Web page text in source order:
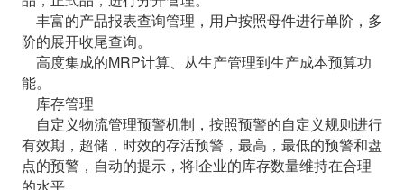
丰富的产品报表查询管理，用户按照母件进行单阶，多
阶的展开收尾查询。
高度集成的MRP计算、从生产管理到生产成本预算功
能。
库存管理
自定义物流管理预警机制，按照预警的自定义规则进行
有效期，超储，时效的存活预警，最高，最低的预警和盘
点的预警，自动的提示，将I企业的库存数量维持在合理
的水平。